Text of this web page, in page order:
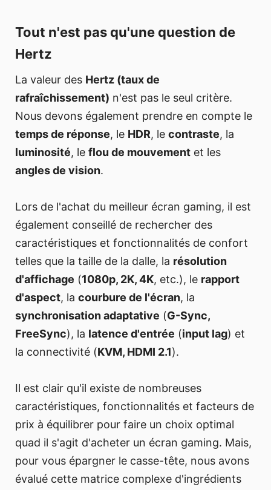
Tout n'est pas qu'une question de
Hertz
La valeur des Hertz (taux de
rafraîchissement) n'est pas le seul critère.
Nous devons également prendre en compte le
temps de réponse, le HDR, le contraste, la
luminosité, le flou de mouvement et les
angles de vision.
Lors de l'achat du meilleur écran gaming, il est
également conseillé de rechercher des
caractéristiques et fonctionnalités de confort
telles que la taille de la dalle, la résolution
d'affichage (1080p, 2K, 4K, etc.), le rapport
d'aspect, la courbure de l'écran, la
synchronisation adaptative (G-Sync,
FreeSync), la latence d'entrée (input lag) et
la connectivité (KVM, HDMI 2.1).
Il est clair qu'il existe de nombreuses
caractéristiques, fonctionnalités et facteurs de
prix à équilibrer pour faire un choix optimal
quad il s'agit d'acheter un écran gaming. Mais,
pour vous épargner le casse-tête, nous avons
évalué cette matrice complexe d'ingrédients